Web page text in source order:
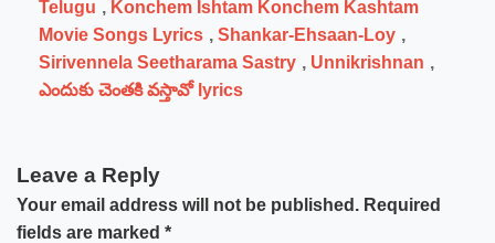
Telugu , Konchem Ishtam Konchem Kashtam
Movie Songs Lyrics , Shankar-Ehsaan-Loy ,
Sirivennela Seetharama Sastry , Unnikrishnan ,
ఎందుకు చెంతకి వస్తావో lyrics
Leave a Reply
Your email address will not be published. Required
fields are marked *